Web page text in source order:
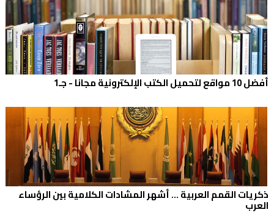
أفضل 10 مواقع لتحميل الكتب الإلكترونية مجانا - جـ1
ذكريات القمم العربية ... أشهر المشادات الكلامية بين الرؤساء
العرب